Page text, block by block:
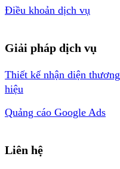
Điều khoản dịch vụ
Giải pháp dịch vụ
Thiết kế nhận diện thương
hiệu
Quảng cáo Google Ads
Liên hệ